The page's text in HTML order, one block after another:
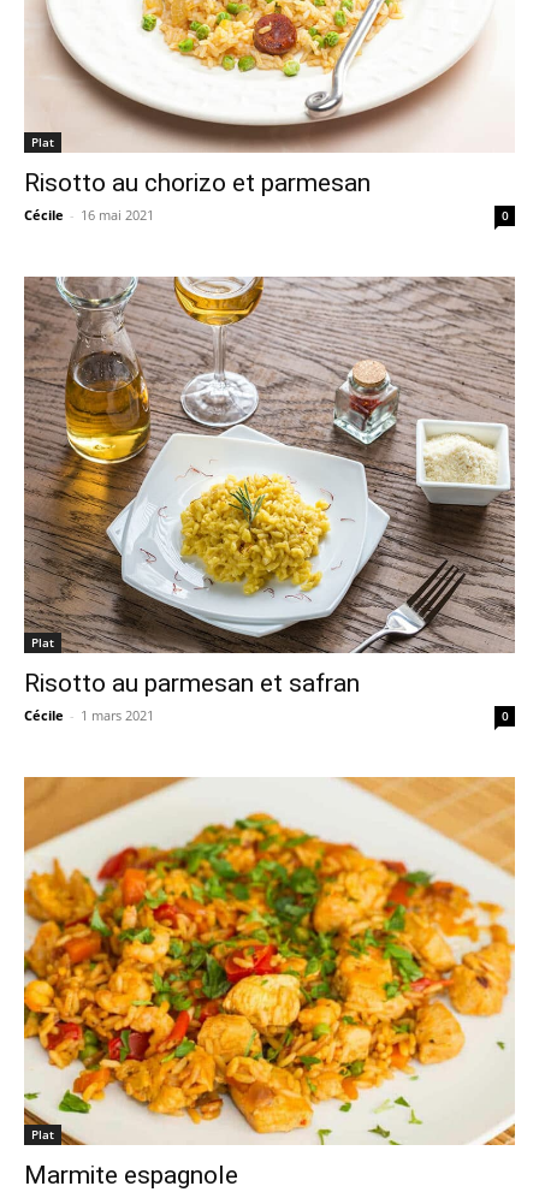
Plat
Risotto au chorizo et parmesan
Cécile - 16 mai 2021 0
Plat
Risotto au parmesan et safran
Cécile - 1 mars 2021 0
Plat
Marmite espagnole